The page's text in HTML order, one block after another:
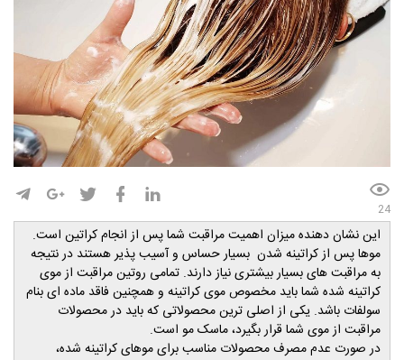
24
این نشان دهنده میزان اهمیت مراقبت شما پس از انجام کراتین است.
موها پس از کراتینه شدن بسیار حساس و آسیب پذیر هستند در نتیجه
به مراقبت های بسیار بیشتری نیاز دارند. تمامی روتین مراقبت از موی
کراتینه شده شما باید مخصوص موی کراتینه و همچنین فاقد ماده ای بنام
سولفات باشد. یکی از اصلی ترین محصولاتی که باید در محصولات
مراقبت از موی شما قرار بگیرد، ماسک مو است.
در صورت عدم مصرف محصولات مناسب برای موهای کراتینه شده،